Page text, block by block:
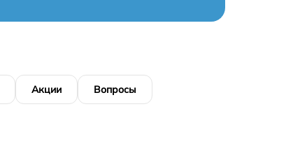
Акции Вопросы